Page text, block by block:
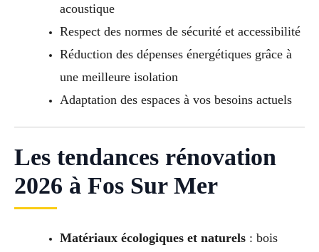
acoustique
Respect des normes de sécurité et accessibilité
Réduction des dépenses énergétiques grâce à
une meilleure isolation
Adaptation des espaces à vos besoins actuels
Les tendances rénovation
2026 à Fos Sur Mer
Matériaux écologiques et naturels: bois